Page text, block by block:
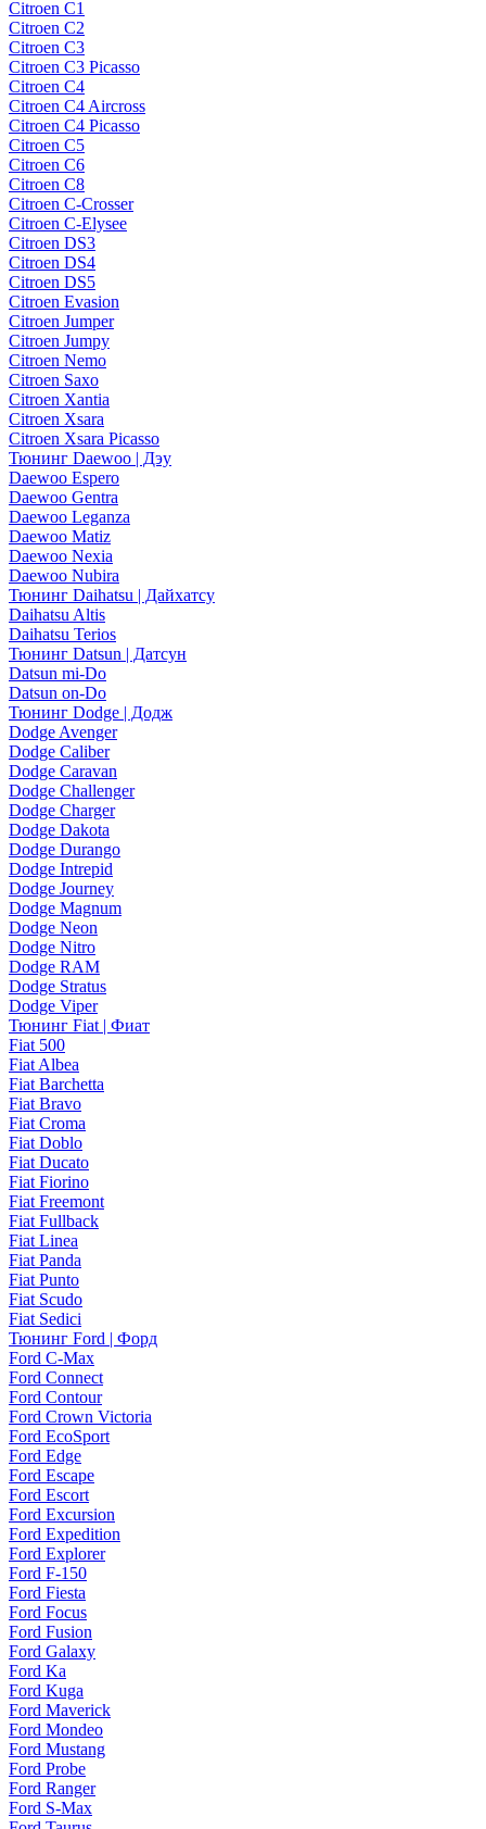
Citroen C1
Citroen C2
Citroen C3
Citroen C3 Picasso
Citroen C4
Citroen C4 Aircross
Citroen C4 Picasso
Citroen C5
Citroen C6
Citroen C8
Citroen C-Crosser
Citroen C-Elysee
Citroen DS3
Citroen DS4
Citroen DS5
Citroen Evasion
Citroen Jumper
Citroen Jumpy
Citroen Nemo
Citroen Saxo
Citroen Xantia
Citroen Xsara
Citroen Xsara Picasso
Тюнинг Daewoo | Дэу
Daewoo Espero
Daewoo Gentra
Daewoo Leganza
Daewoo Matiz
Daewoo Nexia
Daewoo Nubira
Тюнинг Daihatsu | Дайхатсу
Daihatsu Altis
Daihatsu Terios
Тюнинг Datsun | Датсун
Datsun mi-Do
Datsun on-Do
Тюнинг Dodge | Додж
Dodge Avenger
Dodge Caliber
Dodge Caravan
Dodge Challenger
Dodge Charger
Dodge Dakota
Dodge Durango
Dodge Intrepid
Dodge Journey
Dodge Magnum
Dodge Neon
Dodge Nitro
Dodge RAM
Dodge Stratus
Dodge Viper
Тюнинг Fiat | Фиат
Fiat 500
Fiat Albea
Fiat Barchetta
Fiat Bravo
Fiat Croma
Fiat Doblo
Fiat Ducato
Fiat Fiorino
Fiat Freemont
Fiat Fullback
Fiat Linea
Fiat Panda
Fiat Punto
Fiat Scudo
Fiat Sedici
Тюнинг Ford | Форд
Ford C-Max
Ford Connect
Ford Contour
Ford Crown Victoria
Ford EcoSport
Ford Edge
Ford Escape
Ford Escort
Ford Excursion
Ford Expedition
Ford Explorer
Ford F-150
Ford Fiesta
Ford Focus
Ford Fusion
Ford Galaxy
Ford Ka
Ford Kuga
Ford Maverick
Ford Mondeo
Ford Mustang
Ford Probe
Ford Ranger
Ford S-Max